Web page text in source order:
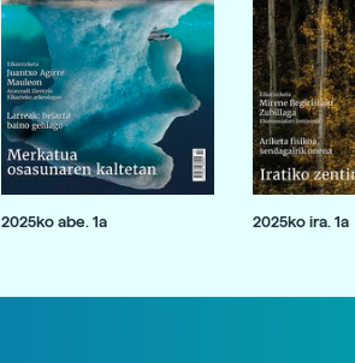
2025ko abe. 1a 2025ko ira. 1a